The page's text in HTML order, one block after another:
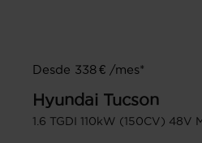
Desde 338 € /mes*
Hyundai Tucson
1.6 TGDI 110kW (150CV) 48V